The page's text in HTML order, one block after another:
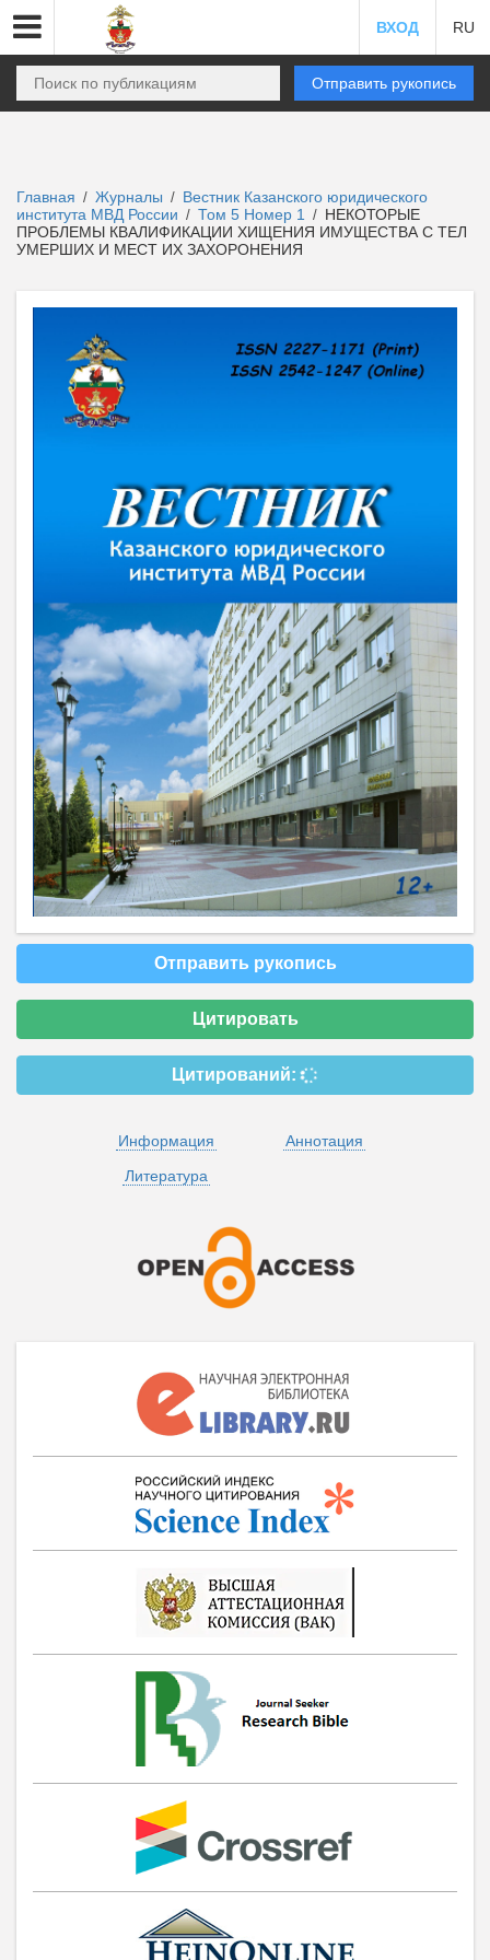
ВХОД RU
Отправить рукопись
Главная / Журналы / Вестник Казанского юридического
института МВД России / Том 5 Номер 1 / НЕКОТОРЫЕ
ПРОБЛЕМЫ КВАЛИФИКАЦИИ ХИЩЕНИЯ ИМУЩЕСТВА С ТЕЛ
УМЕРШИХ И МЕСТ ИХ ЗАХОРОНЕНИЯ
Отправить рукопись
Цитировать
Цитирований:
Информация
Аннотация
Литература